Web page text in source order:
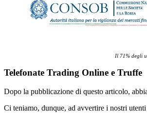
Il 71% degli
Telefonate Trading Online e Truffe
Dopo la pubblicazione di questo articolo,
Ci teniamo, dunque, ad avvertire i nostri